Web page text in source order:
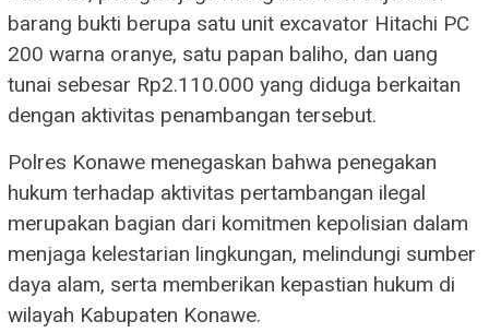
barang bukti berupa satu unit excavator Hitachi PC
200 warna oranye, satu papan baliho, dan uang
tunai sebesar Rp2.110.000 yang diduga berkaitan
dengan aktivitas penambangan tersebut.
Polres Konawe menegaskan bahwa penegakan
hukum terhadap aktivitas pertambangan ilegal
merupakan bagian dari komitmen kepolisian dalam
menjaga kelestarian lingkungan, melindungi sumber
daya alam, serta memberikan kepastian hukum di
wilayah Kabupaten Konawe.